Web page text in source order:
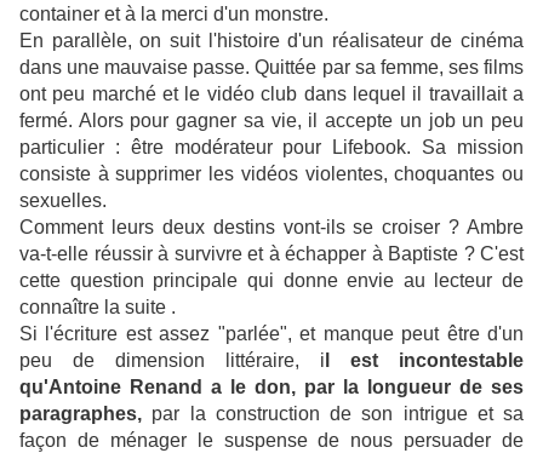
container et à la merci d'un monstre.
En parallèle, on suit l'histoire d'un réalisateur de cinéma
dans une mauvaise passe. Quittée par sa femme, ses films
ont peu marché et le vidéo club dans lequel il travaillait a
fermé. Alors pour gagner sa vie, il accepte un job un peu
particulier : être modérateur pour Lifebook. Sa mission
consiste à supprimer les vidéos violentes, choquantes ou
sexuelles.
Comment leurs deux destins vont-ils se croiser ? Ambre
va-t-elle réussir à survivre et à échapper à Baptiste ? C'est
cette question principale qui donne envie au lecteur de
connaître la suite .
Si l'écriture est assez "parlée", et manque peut être d'un
peu de dimension littéraire, i l est incontestable
qu'Antoine Renand a le don, par la longueur de ses
paragraphes, par la construction de son intrigue et sa
façon de ménager le suspense de nous persuader de